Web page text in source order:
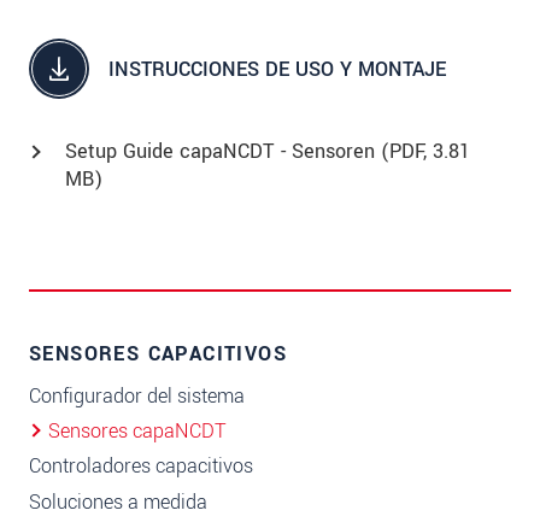
INSTRUCCIONES DE USO Y MONTAJE
Setup Guide capaNCDT - Sensoren (PDF, 3.81
MB)
SENSORES CAPACITIVOS
Configurador del sistema
Sensores capaNCDT
Controladores capacitivos
Soluciones a medida